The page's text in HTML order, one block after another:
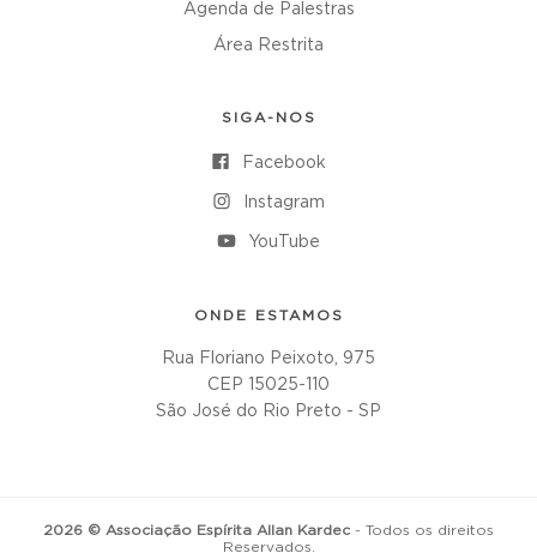
Agenda de Palestras
Área Restrita
SIGA-NOS
Facebook
Instagram
YouTube
ONDE ESTAMOS
Rua Floriano Peixoto, 975
CEP 15025-110
São José do Rio Preto - SP
2026 © Associação Espírita Allan Kardec - Todos os direitos
Reservados.